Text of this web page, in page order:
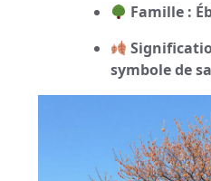
Famille :
symbole de